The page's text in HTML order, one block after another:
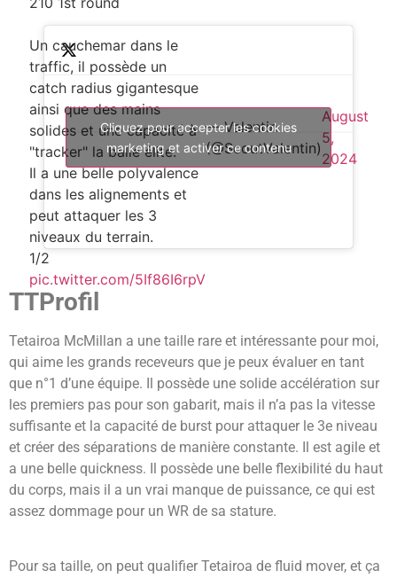
Un cauchemar dans le
traffic, il possède un
catch radius gigantesque
ainsi que des mains
solides et une capacité à
"tracker" la balle élite.
Il a une belle polyvalence
dans les alignements et
peut attaquer les 3
niveaux du terrain.
1/2
pic.twitter.com/5If86I6rpV
— Valentin
(@ScoutValentin)
August
5,
2024
Cliquez pour accepter les cookies
marketing et activer ce contenu
TTProfil
Tetairoa McMillan a une taille rare et intéressante pour moi,
qui aime les grands receveurs que je peux évaluer en tant
que n°1 d’une équipe. Il possède une solide accélération sur
les premiers pas pour son gabarit, mais il n’a pas la vitesse
suffisante et la capacité de burst pour attaquer le 3e niveau
et créer des séparations de manière constante. Il est agile et
a une belle quickness. Il possède une belle flexibilité du haut
du corps, mais il a un vrai manque de puissance, ce qui est
assez dommage pour un WR de sa stature.
Pour sa taille, on peut qualifier Tetairoa de fluid mover, et ça